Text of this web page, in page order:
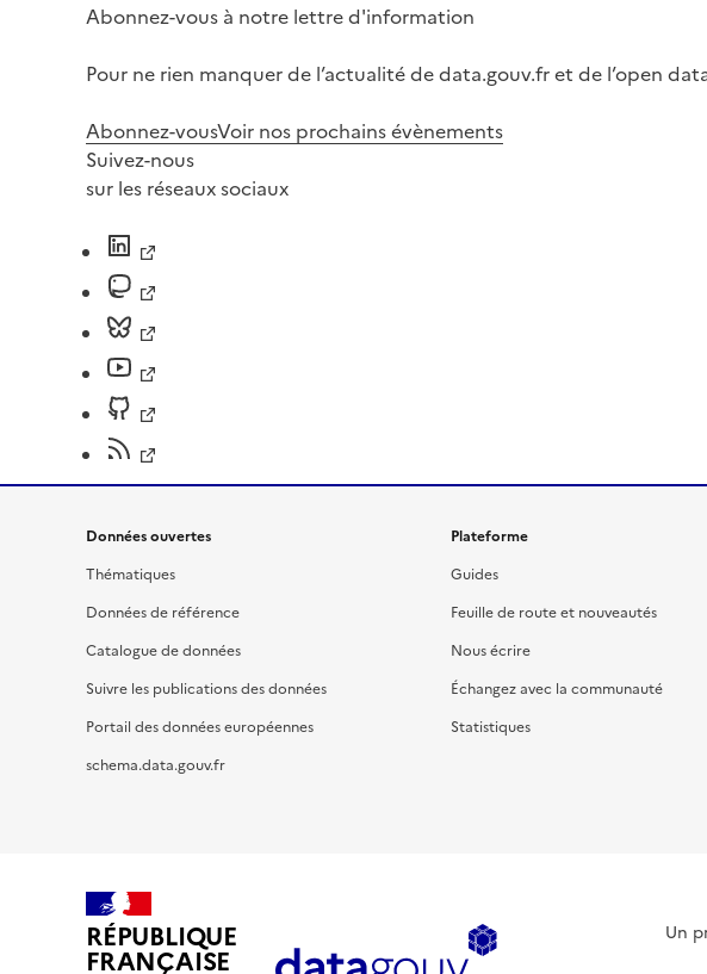
Abonnez-vous à notre lettre d'information
Pour ne rien manquer de l’actualité de data.gouv.fr et de l’open
Abonnez-vousVoir nos prochains évènements
Suivez-nous
sur les réseaux sociaux
Données ouvertes
Thématiques
Données de référence
Catalogue de données
Suivre les publications des données
Portail des données européennes
schema.data.gouv.fr
Plateforme
Guides
Feuille de route et nouveautés
Nous écrire
Échangez avec la communauté
Statistiques
RÉPUBLIQUE
FRANÇAISE
Un